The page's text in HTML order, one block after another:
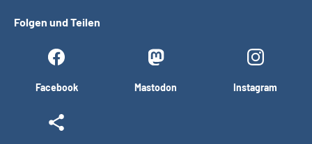
Folgen und Teilen
Facebook Mastodon Instagram